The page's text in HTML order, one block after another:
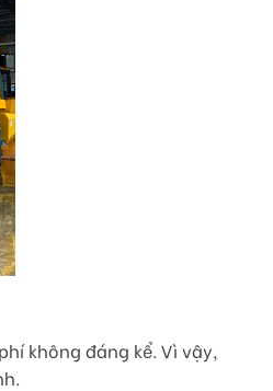
không đáng kể. Vì vậy,